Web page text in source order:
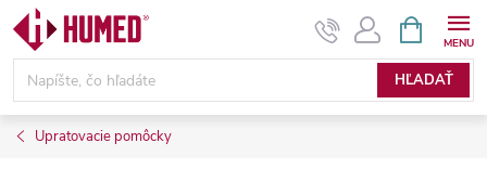
Prejsť
obsah
HĽADAŤ
KOŠÍK
Upratovacie pomôcky